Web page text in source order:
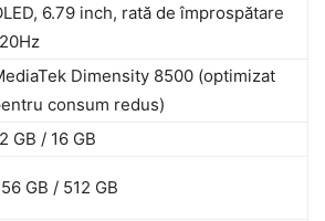
6.79 inch, rată de împrospătare
Dimensity 8500 (optimizat
consum redus)
GB / 16 GB
GB / 512 GB